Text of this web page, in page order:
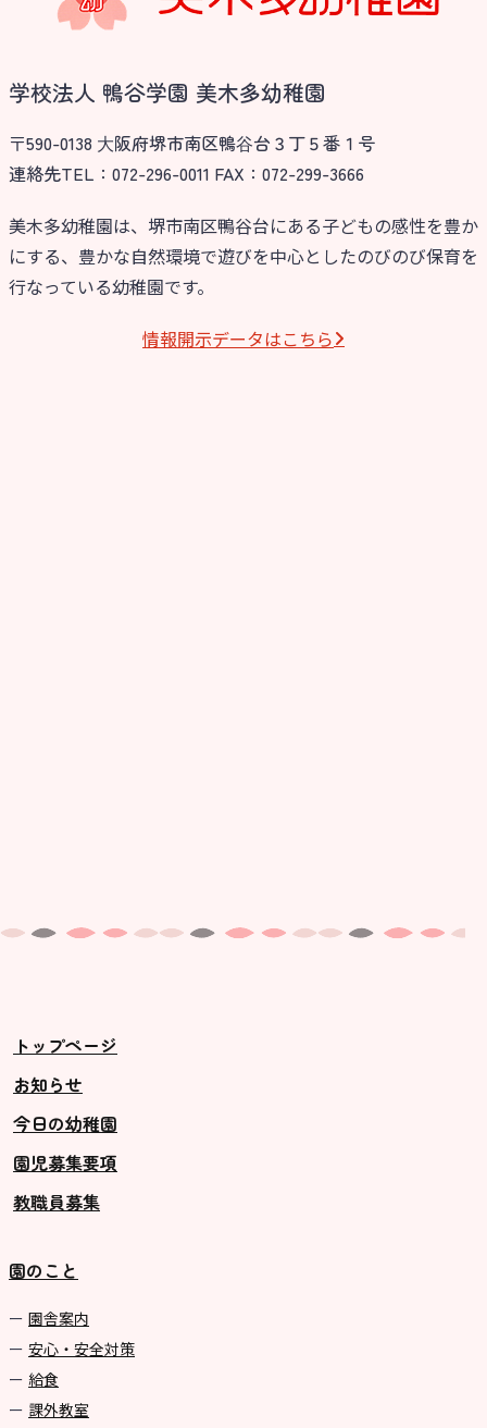
学校法人 鴨谷学園 美木多幼稚園
〒590-0138 ⼤阪府堺市南区鴨⾕台３丁５番１号
連絡先TEL：072-296-0011 FAX：072-299-3666
美木多幼稚園は、堺市南区鴨谷台にある子どもの感性を豊か
にする、豊かな自然環境で遊びを中心としたのびのび保育を
行なっている幼稚園です。
情報開⽰データはこちら
トップページ
お知らせ
今日の幼稚園
園児募集要項
教職員募集
園のこと
園舎案内
安心・安全対策
給食
課外教室